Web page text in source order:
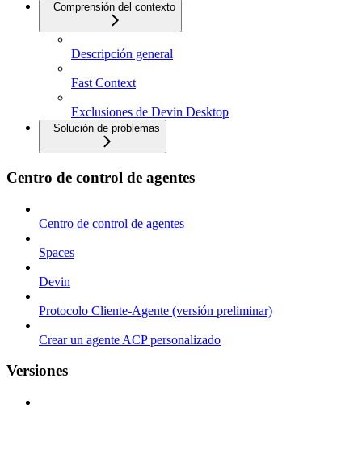
Comprensión del contexto
Descripción general
Fast Context
Exclusiones de Devin Desktop
Solución de problemas
Centro de control de agentes
Centro de control de agentes
Spaces
Devin
Protocolo Cliente-Agente (versión preliminar)
Crear un agente ACP personalizado
Versiones